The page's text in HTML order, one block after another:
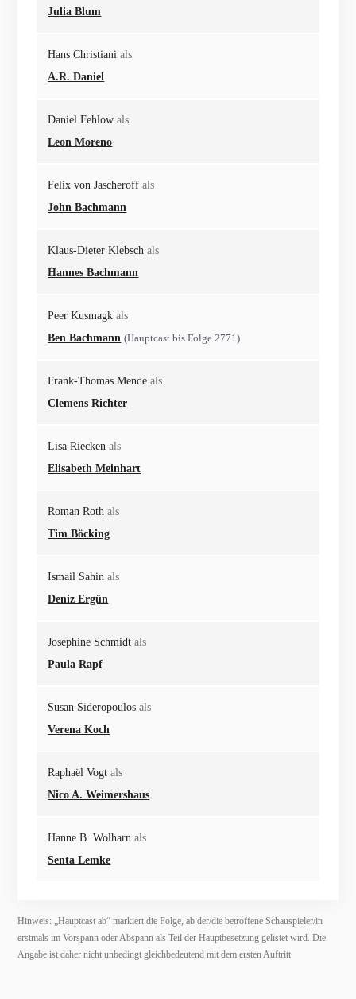
Julia Blum
Hans Christiani als
A.R. Daniel
Daniel Fehlow als
Leon Moreno
Felix von Jascheroff als
John Bachmann
Klaus-Dieter Klebsch als
Hannes Bachmann
Peer Kusmagk als
Ben Bachmann (Hauptcast bis Folge 2771)
Frank-Thomas Mende als
Clemens Richter
Lisa Riecken als
Elisabeth Meinhart
Roman Roth als
Tim Böcking
Ismail Sahin als
Deniz Ergün
Josephine Schmidt als
Paula Rapf
Susan Sideropoulos als
Verena Koch
Raphaël Vogt als
Nico A. Weimershaus
Hanne B. Wolharn als
Senta Lemke
Hinweis: „Hauptcast ab“ markiert die Folge, ab der/die betroffene Schauspieler/in
erstmals im Vorspann oder Abspann als Teil der Hauptbesetzung gelistet wird. Die
Angabe ist daher nicht unbedingt gleichbedeutend mit dem ersten Auftritt.